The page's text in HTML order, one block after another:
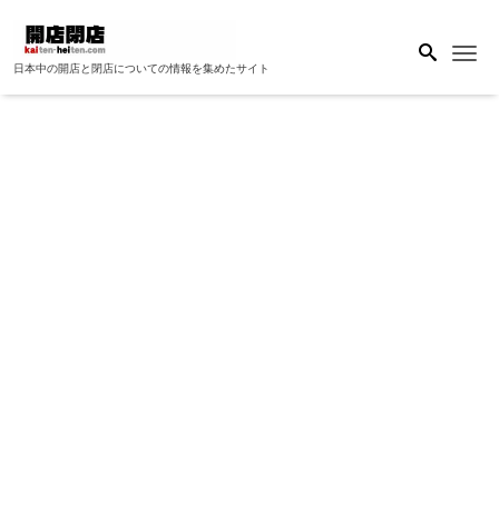
日本中の開店と閉店についての情報を集めたサイト